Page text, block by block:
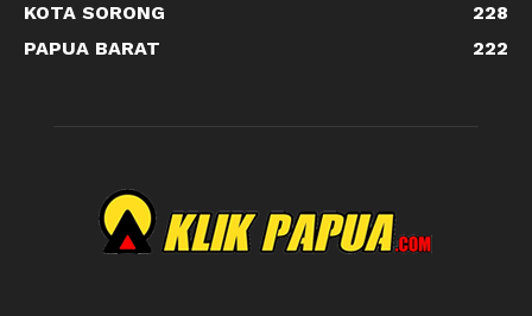
KOTA SORONG
228
PAPUA BARAT
222